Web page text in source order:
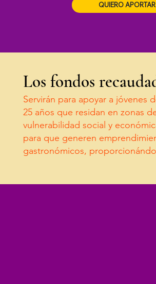
QUIERO APORTAR
Los fondos
Servirán para apoyar a jóvenes
25 años que residan en zonas
vulnerabilidad social y
para que generen
gastronómicos,